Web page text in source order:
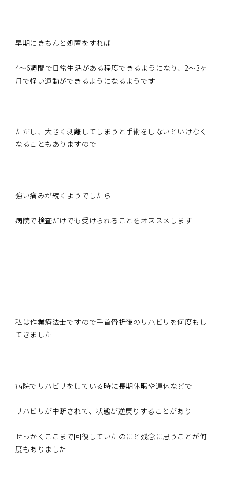
早期にきちんと処置をすれば
4～6週間で日常生活がある程度できるようになり、2～3ヶ
月で軽い運動ができるようになるようです
ただし、大きく剥離してしまうと手術をしないといけなく
なることもありますので
強い痛みが続くようでしたら
病院で検査だけでも受けられることをオススメします
私は作業療法士ですので手首骨折後のリハビリを何度もし
てきました
病院でリハビリをしている時に長期休暇や連休などで
リハビリが中断されて、状態が逆戻りすることがあり
せっかくここまで回復していたのにと残念に思うことが何
度もありました